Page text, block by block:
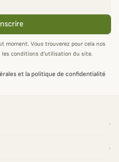
moment. Vous trouverez pour cela nos
conditions d'utilisation du site.
et la politique de confidentialité